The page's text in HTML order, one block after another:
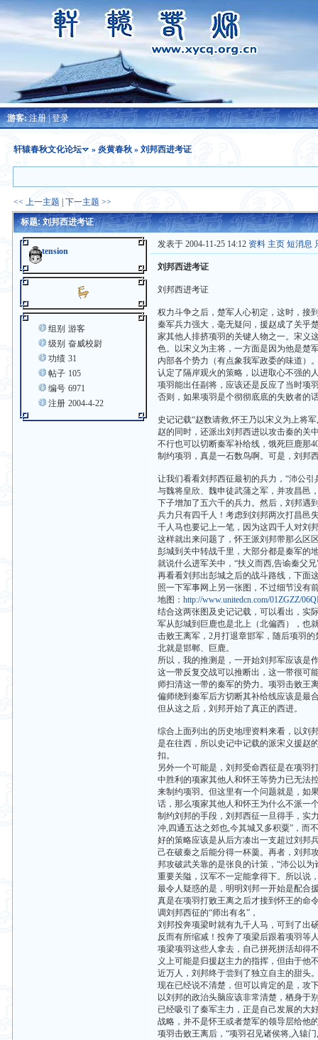
游客:注册|登录
轩辕春秋文化论坛 »炎黄春秋 » 刘邦西进考证
<< 上一主题 |下一主题 >>
标题: 刘邦西进考证
tension
组别 游客
级别 奋威校尉
功绩 31
帖子 105
编号 6971
注册 2004-4-22
发表于 2004-11-25 14:12 资料 主页 短消息
刘邦西进考证
刘邦西进考证
权力斗争之后，楚军人心初定，这时，接
秦军兵力强大，毫无疑问，援赵成了关乎
家其他人排挤项羽的关键人物之一。宋义
色。以宋义为主将，一方面是因为他是楚
内部各个势力（有点象我军政委的味道）
认定了隔岸观火的策略，以进取心不强的
项羽能出任副将，应该还是反应了当时项
否则，如果项羽是个彻彻底底的失败者的
史记记载“赵数请救,怀王乃以宋义为上将
赵的同时，还派出刘邦西进以攻击秦的关
不行也可以切断秦军补给线，饿死巨鹿那
制约项羽，真是一石数鸟啊。可是，刘邦
让我们看看刘邦西征最初的兵力，“沛公
与魏将皇欣、魏申徒武蒲之军，并攻昌邑
下子增加了五六千的兵力。然后，刘邦遇
兵力只有四千人！考虑到刘邦两次打昌邑
千人马也要记上一笔，因为这四千人对刘
这样就出来问题了，怀王派刘邦带那么区
彭城到关中转战千里，大部分都是秦军的
就说什么进军关中，“扶义而西,告谕秦父
再看看刘邦出彭城之后的战斗路线，下面
照一下军事网上另一张图，不过细节没有
地图：http://www.unitedcn.com/01ZGZZ/
结合这两张图及史记记载，可以看出，实
军从彭城到巨鹿也是北上（北偏西），也
击败王离军，2月打退章邯军，随后项羽
北就是邯郸、巨鹿。
所以，我的推测是，一开始刘邦军应该是
这一带反复交战可以推断出，这一带很可
师扫清这一带的秦军的势力。项羽击败王
偏师绕到秦军后方切断其补给线应该是最
但从这之后，刘邦开始了真正的西进。
综合上面列出的历史地理资料来看，以刘
是在往西，所以史记中记载的派宋义援赵
扣。
另外一个可能是，刘邦受命西征是在项羽
中胜利的项家其他人和怀王等势力已无法
来制约项羽。但这里有一个问题就是，如
话，那么项家其他人和怀王为什么不派一
制约刘邦的手段，刘邦西征一旦得手，实
冲,四通五达之郊也,今其城又多积粟”，而
好的策略应该是从后方凑出一支超过刘邦
己在破秦之后能分得一杯羹。再者，刘邦
邦攻破武关靠的是张良的计策，“沛公以
重要关隘，汉军不一定能拿得下。所以说
最令人疑惑的是，明明刘邦一开始是配合
真是在项羽打败王离之后才接到怀王的命
调刘邦西征的“师出有名”，
刘邦投奔项梁时就有九千人马，可到了出
反而有所缩减！投奔了项梁后跟着项羽等
项梁项羽这些人拿去，自己拼死拼活却得
义上可能是归援赵主力的指挥，但由于他
近万人，刘邦终于尝到了独立自主的甜头
现在已经说不清楚，但可以肯定的是，攻
以刘邦的政治头脑应该非常清楚，栖身于
已经吸引了秦军主力，正是自己发展的大
战略，并不是怀王或者楚军的领导层给他
项羽击败王离后，“项羽召见诸侯将,入辕